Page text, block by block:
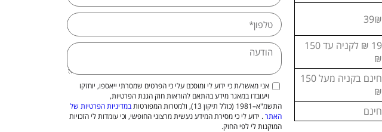
39₪
19 ₪ לקניה עד 150
₪
חינם בקניה מעל 150
₪
חינם
אני מאשר/ת כי ידוע לי ומוסכם עלי כי הפרטים שמסרתי ייאספו, יוחזקו
ויעובדו במאגר מידע בהתאם להוראות חוק הגנת הפרטיות,
התשמ"א–1981 (כולל תיקון 13), ולמטרות המפורטות
במדיניות הפרטיות של
האתר. ידוע לי כי מסירת המידע נעשית מרצוני החופשי, וכי עומדות לי הזכויות
המוקנות לי לפי החוק.